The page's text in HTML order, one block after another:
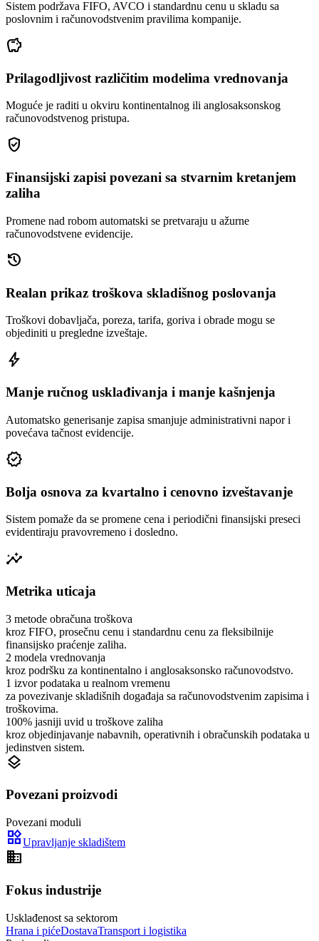
Sistem podržava FIFO, AVCO i standardnu cenu u skladu sa
poslovnim i računovodstvenim pravilima kompanije.
savings
Prilagodljivost različitim modelima vrednovanja
Moguće je raditi u okviru kontinentalnog ili anglosaksonskog
računovodstvenog pristupa.
gpp_good
Finansijski zapisi povezani sa stvarnim kretanjem
zaliha
Promene nad robom automatski se pretvaraju u ažurne
računovodstvene evidencije.
history
Realan prikaz troškova skladišnog poslovanja
Troškovi dobavljača, poreza, tarifa, goriva i obrade mogu se
objediniti u pregledne izveštaje.
bolt
Manje ručnog usklađivanja i manje kašnjenja
Automatsko generisanje zapisa smanjuje administrativni napor i
povećava tačnost evidencije.
verified
Bolja osnova za kvartalno i cenovno izveštavanje
Sistem pomaže da se promene cena i periodični finansijski preseci
evidentiraju pravovremeno i dosledno.
insights
Metrika uticaja
3 metode obračuna troškova
kroz FIFO, prosečnu cenu i standardnu cenu za fleksibilnije
finansijsko praćenje zaliha.
2 modela vrednovanja
kroz podršku za kontinentalno i anglosaksonsko računovodstvo.
1 izvor podataka u realnom vremenu
za povezivanje skladišnih događaja sa računovodstvenim zapisima i
troškovima.
100% jasniji uvid u troškove zaliha
kroz objedinjavanje nabavnih, operativnih i obračunskih podataka u
jedinstven sistem.
layers
Povezani proizvodi
Povezani moduli
widgetsUpravljanje skladištem
domain
Fokus industrije
Usklađenost sa sektorom
Hrana i pićeDostavaTransport i logistika